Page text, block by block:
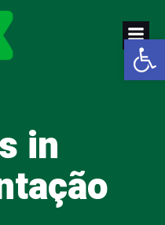
Abrir
in